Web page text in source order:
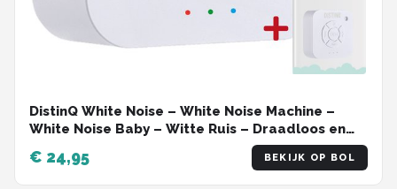
DistinQ White Noise – White Noise Machine –
White Noise Baby – Witte Ruis – Draadloos en
€ 24,95 BEKIJK OP BOL